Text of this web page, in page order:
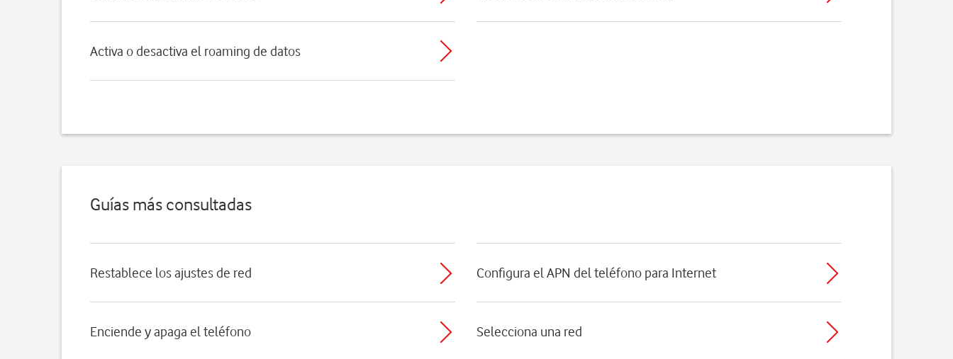
Activa o desactiva el roaming de datos
Guías más consultadas
Restablece los ajustes de red Configura el APN del teléfono para Internet
Enciende y apaga el teléfono Selecciona una red